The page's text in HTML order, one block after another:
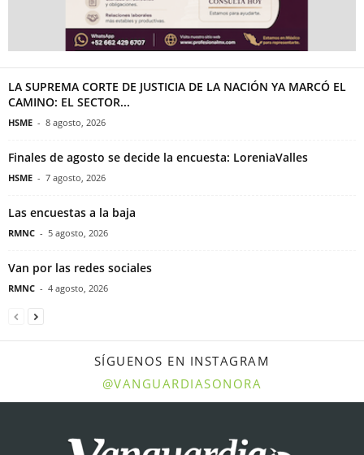
LA SUPREMA CORTE DE JUSTICIA DE LA NACIÓN YA MARCÓ EL
CAMINO: EL SECTOR...
HSME - 8 agosto, 2026
Finales de agosto se decide la encuesta: LoreniaValles
HSME - 7 agosto, 2026
Las encuestas a la baja
RMNC - 5 agosto, 2026
Van por las redes sociales
RMNC - 4 agosto, 2026
SÍGUENOS EN INSTAGRAM
@VANGUARDIASONORA